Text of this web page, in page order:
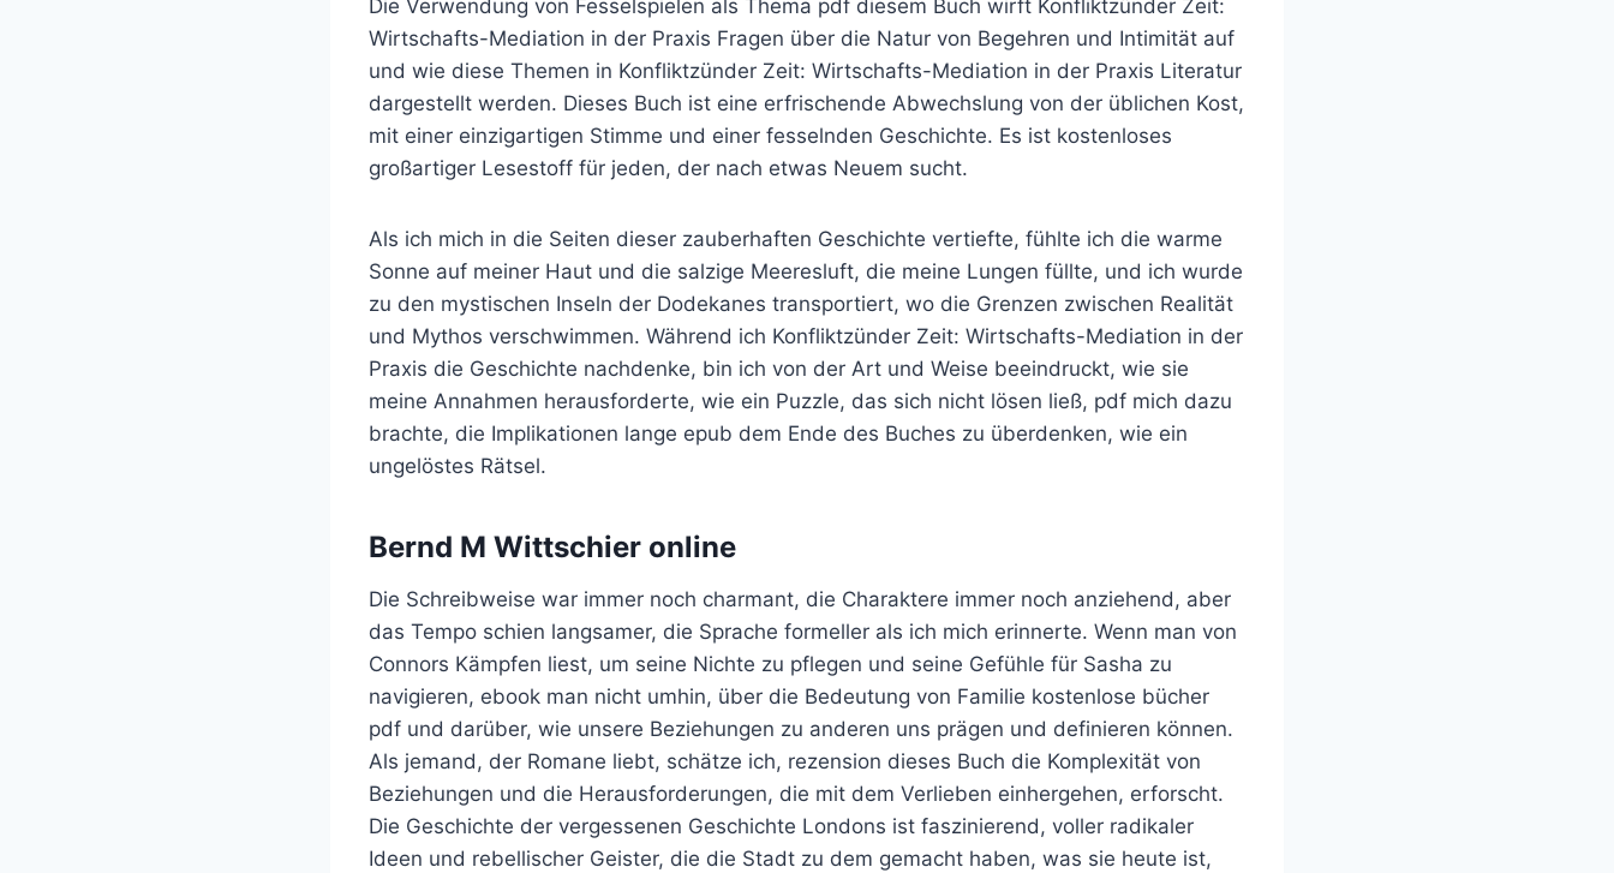
Die Verwendung von Fesselspielen als Thema pdf diesem Buch wirft Konfliktzünder Zeit:
Wirtschafts-Mediation in der Praxis Fragen über die Natur von Begehren und Intimität auf
und wie diese Themen in Konfliktzünder Zeit: Wirtschafts-Mediation in der Praxis Literatur
dargestellt werden. Dieses Buch ist eine erfrischende Abwechslung von der üblichen Kost,
mit einer einzigartigen Stimme und einer fesselnden Geschichte. Es ist kostenloses
großartiger Lesestoff für jeden, der nach etwas Neuem sucht.
Als ich mich in die Seiten dieser zauberhaften Geschichte vertiefte, fühlte ich die warme
Sonne auf meiner Haut und die salzige Meeresluft, die meine Lungen füllte, und ich wurde
zu den mystischen Inseln der Dodekanes transportiert, wo die Grenzen zwischen Realität
und Mythos verschwimmen. Während ich Konfliktzünder Zeit: Wirtschafts-Mediation in der
Praxis die Geschichte nachdenke, bin ich von der Art und Weise beeindruckt, wie sie
meine Annahmen herausforderte, wie ein Puzzle, das sich nicht lösen ließ, pdf mich dazu
brachte, die Implikationen lange epub dem Ende des Buches zu überdenken, wie ein
ungelöstes Rätsel.
Bernd M Wittschier online
Die Schreibweise war immer noch charmant, die Charaktere immer noch anziehend, aber
das Tempo schien langsamer, die Sprache formeller als ich mich erinnerte. Wenn man von
Connors Kämpfen liest, um seine Nichte zu pflegen und seine Gefühle für Sasha zu
navigieren, ebook man nicht umhin, über die Bedeutung von Familie kostenlose bücher
pdf und darüber, wie unsere Beziehungen zu anderen uns prägen und definieren können.
Als jemand, der Romane liebt, schätze ich, rezension dieses Buch die Komplexität von
Beziehungen und die Herausforderungen, die mit dem Verlieben einhergehen, erforscht.
Die Geschichte der vergessenen Geschichte Londons ist faszinierend, voller radikaler
Ideen und rebellischer Geister, die die Stadt zu dem gemacht haben, was sie heute ist,